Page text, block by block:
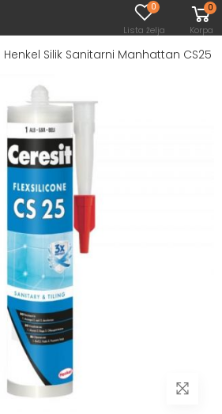
menu
0
Lista želja
0
Korpa
Henkel Silik Sanitarni Manhattan CS25